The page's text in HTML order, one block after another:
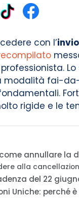
con l’
professionista.
modalità fai-
rigide e le
annullare la
alla
del 22
Uniche: perché